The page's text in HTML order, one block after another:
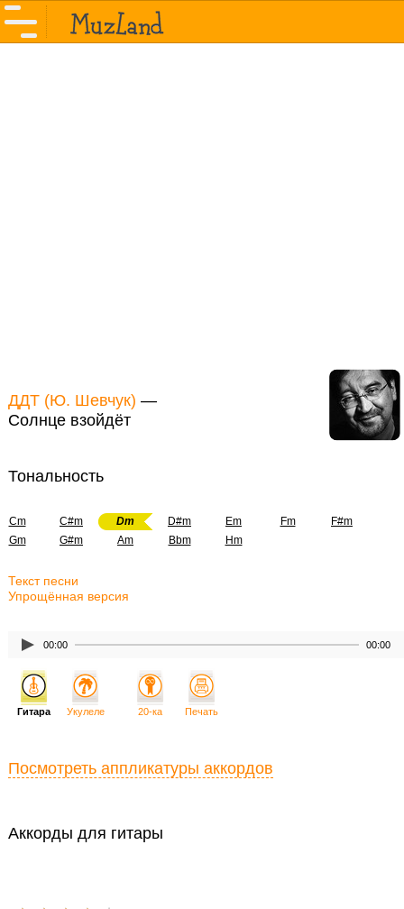
ДДТ (Ю. Шевчук) —
Солнце взойдёт
Тональность
Cm C#m Dm D#m Em Fm
F#m
Gm
G#m Am Bbm Hm
Текст песни
Упрощённая версия
00:00 00:00
Аккорды для гитары
Гитара Укулеле 20-ка Печать
Посмотреть аппликатуры аккордов